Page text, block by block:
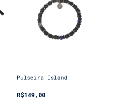
Pulseira Island
R$149,00